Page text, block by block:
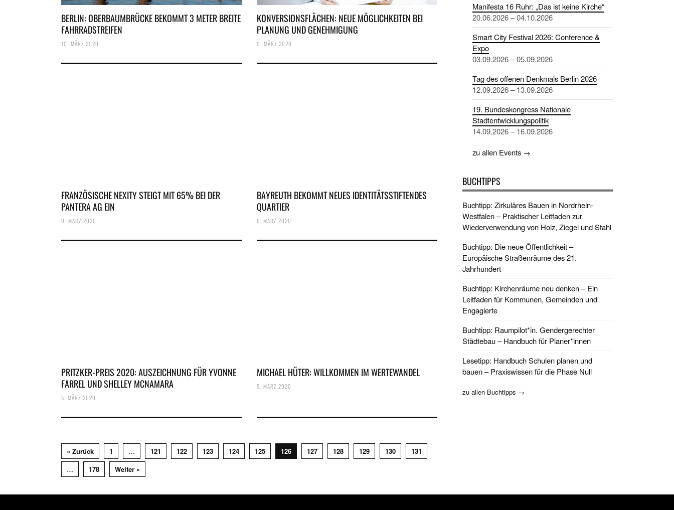
BERLIN: OBERBAUMBRÜCKE BEKOMMT 3 METER BREITE
FAHRRADSTREIFEN
10. MÄRZ 2020
KONVERSIONSFLÄCHEN: NEUE MÖGLICHKEITEN BEI
PLANUNG UND GENEHMIGUNG
9. MÄRZ 2020
FRANZÖSISCHE NEXITY STEIGT MIT 65% BEI DER
PANTERA AG EIN
9. MÄRZ 2020
BAYREUTH BEKOMMT NEUES IDENTITÄTSSTIFTENDES
QUARTIER
6. MÄRZ 2020
PRITZKER-PREIS 2020: AUSZEICHNUNG FÜR YVONNE
FARREL UND SHELLEY MCNAMARA
5. MÄRZ 2020
MICHAEL HÜTER: WILLKOMMEN IM WERTEWANDEL
5. MÄRZ 2020
« Zurück 1 … 121 122 123 124 125 126 127 128 129 130
131
…
178 Weiter »
Manifesta 16 Ruhr: „Das ist keine Kirche“
20.06.2026 – 04.10.2026
Smart City Festival 2026: Conference &
Expo
03.09.2026 – 05.09.2026
Tag des offenen Denkmals Berlin 2026
12.09.2026 – 13.09.2026
19. Bundeskongress Nationale
Stadtentwicklungspolitik
14.09.2026 – 16.09.2026
zu allen Events →
BUCHTIPPS
Buchtipp: Zirkuläres Bauen in Nordrhein-
Westfalen – Praktischer Leitfaden zur
Wiederverwendung von Holz, Ziegel und Stahl
Buchtipp: Die neue Öffentlichkeit –
Europäische Straßenräume des 21.
Jahrhundert
Buchtipp: Kirchenräume neu denken – Ein
Leitfaden für Kommunen, Gemeinden und
Engagierte
Buchtipp: Raumpilot*in. Gendergerechter
Städtebau – Handbuch für Planer*innen
Lesetipp: Handbuch Schulen planen und
bauen – Praxiswissen für die Phase Null
zu allen Buchtipps →